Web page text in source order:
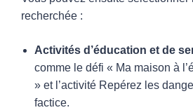
recherchée :
Activités d’éducation et de
comme le défi « Ma maison à
» et l’activité Repérez les
factice.